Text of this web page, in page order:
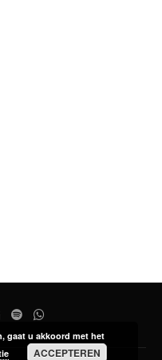
gaat u akkoord met het
ACCEPTEREN